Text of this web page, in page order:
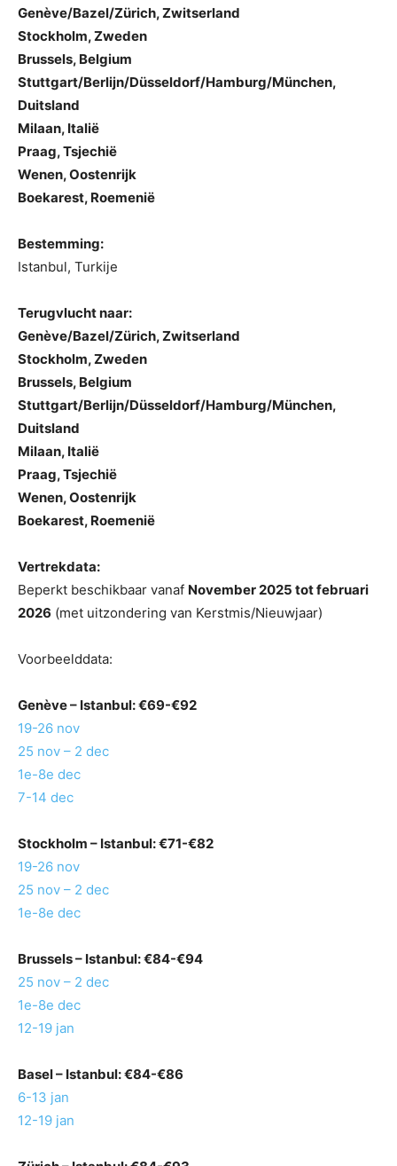
Genève/Bazel/Zürich, Zwitserland
Stockholm, Zweden
Brussels, Belgium
Stuttgart/Berlijn/Düsseldorf/Hamburg/München,
Duitsland
Milaan, Italië
Praag, Tsjechië
Wenen, Oostenrijk
Boekarest, Roemenië
Bestemming:
Istanbul, Turkije
Terugvlucht naar:
Genève/Bazel/Zürich, Zwitserland
Stockholm, Zweden
Brussels, Belgium
Stuttgart/Berlijn/Düsseldorf/Hamburg/München,
Duitsland
Milaan, Italië
Praag, Tsjechië
Wenen, Oostenrijk
Boekarest, Roemenië
Vertrekdata:
Beperkt beschikbaar vanaf November 2025 tot februari
2026 (met uitzondering van Kerstmis/Nieuwjaar)
Voorbeelddata:
Genève– Istanbul: €69-€92
19-26 nov
25 nov – 2 dec
1e-8e dec
7-14 dec
Stockholm – Istanbul: €71-€82
19-26 nov
25 nov – 2 dec
1e-8e dec
Brussels– Istanbul: €84-€94
25 nov – 2 dec
1e-8e dec
12-19 jan
Basel– Istanbul: €84-€86
6-13 jan
12-19 jan